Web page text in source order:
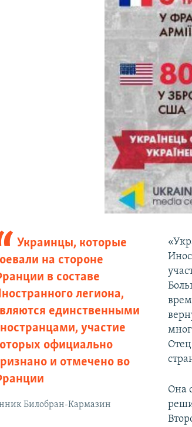
Украинцы, которые
на стороне
в составе
легиона,
единственными
участие
официально
и отмечено во
Билобран-Кармазин
Она